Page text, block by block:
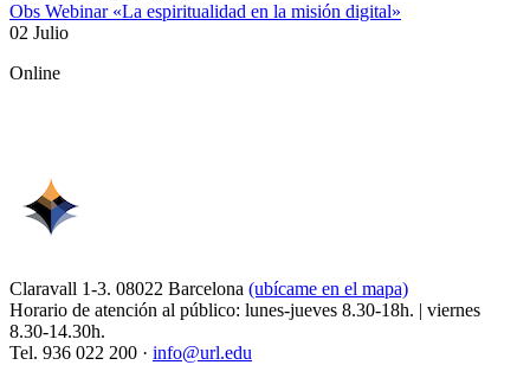
Obs Webinar «La espiritualidad en la misión digital»
02 Julio
Online
Claravall 1-3. 08022 Barcelona (ubícame en el mapa)
Horario de atención al público: lunes-jueves 8.30-18h. | viernes
8.30-14.30h.
Tel. 936 022 200 · info@url.edu